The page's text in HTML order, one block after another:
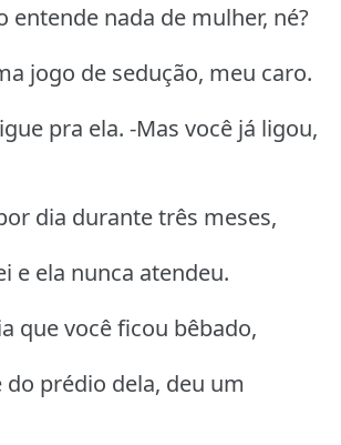
entende nada de mulher, né?
jogo de sedução, meu caro.
pra ela. -Mas você já ligou,
dia durante três meses,
e ela nunca atendeu.
que você ficou bêbado,
prédio dela, deu um